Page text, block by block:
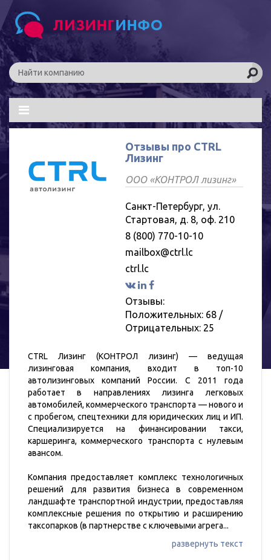
Отзывы про CTRL
Лизинг
ООО «КОНТРОЛ лизинг»
Санкт-Петербург, ул.
Стартовая, д. 8, оф. 210
8 (800) 770-10-10
mailbox@ctrl.lc
ctrl.lc
Отзывы:
Положительных: 68/
Отрицательных: 25
CTRL Лизинг (КОНТРОЛ лизинг) — ведущая
лизинговая компания, входит в топ-10
автолизинговых компаний России. С 2011 года
работает в направлениях лизинга легковых
автомобилей, коммерческого транспорта — нового и
с пробегом, спецтехники для юридических лиц и ИП.
Специализируется на финансировании такси,
каршеринга, коммерческого транспорта с нулевым
авансом.
Компания предоставляет комплекс технологичных
решений для развития бизнеса в современном
ландшафте транспортной индустрии, предоставляя
комплексные решения по открытию и расширению
таксопарков (в партнерстве с ключевыми агрега...
развернуть текст